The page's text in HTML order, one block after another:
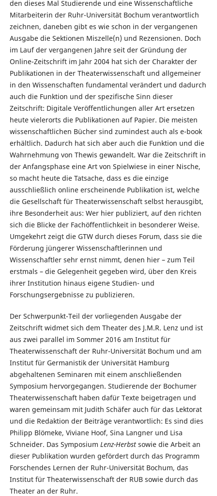
den dieses Mal Studierende und eine Wissenschaftliche
Mitarbeiterin der Ruhr-Universität Bochum verantwortlich
zeichnen, daneben gibt es wie schon in der vergangenen
Ausgabe die Sektionen Miszelle(n) und Rezensionen. Doch
im Lauf der vergangenen Jahre seit der Gründung der
Online-Zeitschrift im Jahr 2004 hat sich der Charakter der
Publikationen in der Theaterwissenschaft und allgemeiner
in den Wissenschaften fundamental verändert und dadurch
auch die Funktion und der spezifische Sinn dieser
Zeitschrift: Digitale Veröffentlichungen aller Art ersetzen
heute vielerorts die Publikationen auf Papier. Die meisten
wissenschaftlichen Bücher sind zumindest auch als e-book
erhältlich. Dadurch hat sich aber auch die Funktion und die
Wahrnehmung von Thewis gewandelt. War die Zeitschrift in
der Anfangsphase eine Art von Spielwiese in einer Nische,
so macht heute die Tatsache, dass es die einzige
ausschließlich online erscheinende Publikation ist, welche
die Gesellschaft für Theaterwissenschaft selbst herausgibt,
ihre Besonderheit aus: Wer hier publiziert, auf den richten
sich die Blicke der Fachöffentlichkeit in besonderer Weise.
Umgekehrt zeigt die GTW durch dieses Forum, dass sie die
Förderung jüngerer Wissenschaftlerinnen und
Wissenschaftler sehr ernst nimmt, denen hier – zum Teil
erstmals – die Gelegenheit gegeben wird, über den Kreis
ihrer Institution hinaus eigene Studien- und
Forschungsergebnisse zu publizieren.
Der Schwerpunkt-Teil der vorliegenden Ausgabe der
Zeitschrift widmet sich dem Theater des J.M.R. Lenz und ist
aus zwei parallel im Sommer 2016 am Institut für
Theaterwissenschaft der Ruhr-Universität Bochum und am
Institut für Germanistik der Universität Hamburg
abgehaltenen Seminaren mit einem anschließenden
Symposium hervorgegangen. Studierende der Bochumer
Theaterwissenschaft haben dafür Texte beigetragen und
waren gemeinsam mit Judith Schäfer auch für das Lektorat
und die Redaktion der Beiträge verantwortlich: Es sind dies
Philipp Blömeke, Viviane Hoof, Sina Langner und Lisa
Schneider. Das Symposium Lenz-Herbstsowie die Arbeit an
dieser Publikation wurden gefördert durch das Programm
Forschendes Lernen der Ruhr-Universität Bochum, das
Institut für Theaterwissenschaft der RUB sowie durch das
Theater an der Ruhr.